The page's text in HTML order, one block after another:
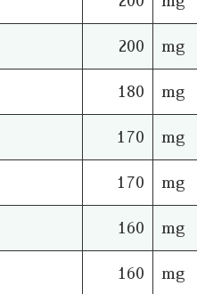
200 mg
180 mg
170 mg
170 mg
160 mg
160 mg